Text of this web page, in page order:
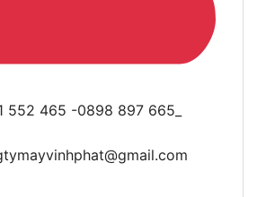
552 465 -0898 897 665_